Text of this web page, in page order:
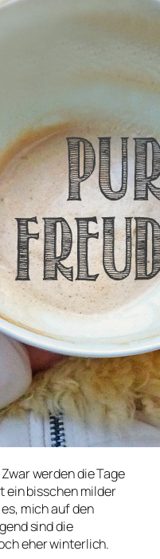
werden die Tage
ein bisschen milder
mich auf den
sind die
eher winterlich.